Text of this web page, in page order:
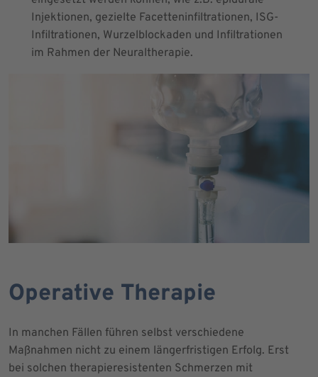
Injektionen, gezielte Facetteninfiltrationen, ISG-
Infiltrationen, Wurzelblockaden und Infiltrationen
im Rahmen der Neuraltherapie.
Operative Therapie
In manchen Fällen führen selbst verschiedene
Maßnahmen nicht zu einem längerfristigen Erfolg. Erst
bei solchen therapieresistenten Schmerzen mit